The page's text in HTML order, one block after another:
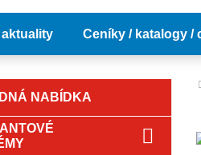
Ceníky / katalogy /
NABÍDKA